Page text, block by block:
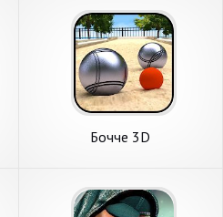
Бочче 3D